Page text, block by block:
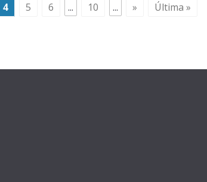
4 5 6 ... 10 ... » Última »